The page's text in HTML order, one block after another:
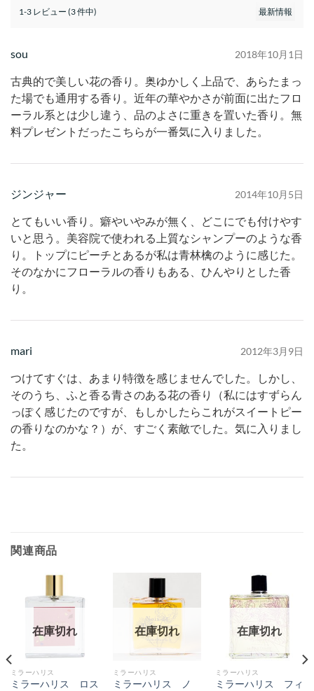
1-3 レビュー (3 件中)
sou 2018年10月1日
古典的で美しい花の香り。奥ゆかしく上品で、あらたまっ
た場でも通用する香り。近年の華やかさが前面に出たフロ
ーラル系とは少し違う、品のよさに重きを置いた香り。無
料プレゼントだったこちらが一番気に入りました。
ジンジャー 2014年10月5日
とてもいい香り。癖やいやみが無く、どこにでも付けやす
いと思う。美容院で使われる上質なシャンプーのような香
り。トップにピーチとあるが私は青林檎のように感じた。
そのなかにフローラルの香りもある、ひんやりとした香
り。
mari 2012年3月9日
つけてすぐは、あまり特徴を感じませんでした。しかし、
そのうち、ふと香る青さのある花の香り（私にはすずらん
っぽく感じたのですが、もしかしたらこれがスイートピー
の香りなのかな？）が、すごく素敵でした。気に入りまし
た。
関連商品
在庫切れ
ミラーハリス
ミラーハリス ロス
在庫切れ
ミラーハリス
ミラーハリス ノ
在庫切れ
ミラーハリス
ミラーハリス フィ